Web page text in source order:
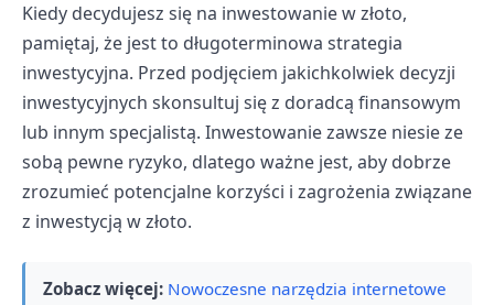
Kiedy decydujesz się na inwestowanie w złoto,
pamiętaj, że jest to długoterminowa strategia
inwestycyjna. Przed podjęciem jakichkolwiek decyzji
inwestycyjnych skonsultuj się z doradcą finansowym
lub innym specjalistą. Inwestowanie zawsze niesie ze
sobą pewne ryzyko, dlatego ważne jest, aby dobrze
zrozumieć potencjalne korzyści i zagrożenia związane
z inwestycją w złoto.
Zobacz więcej: Nowoczesne narzędzia internetowe